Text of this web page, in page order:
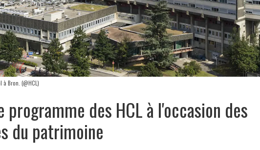
à Bron. (@HCL)
programme des HCL à l'occasion des
du patrimoine